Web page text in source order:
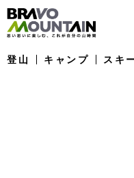
登山 キャンプ スキ